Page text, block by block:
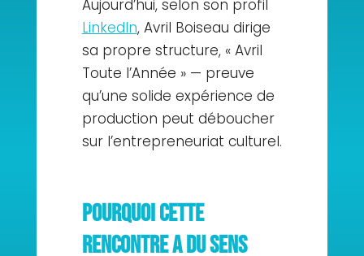
Aujourd’hui, selon son profil
LinkedIn, Avril Boiseau dirige
sa propre structure, « Avril
Toute l’Année » — preuve
qu’une solide expérience de
production peut déboucher
sur l’entrepreneuriat culturel.
Pourquoi cette
rencontre a du sens